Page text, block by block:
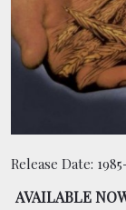
Release Date:
AVAILABLE